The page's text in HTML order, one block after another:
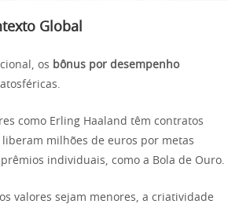
Global
os bônus por desempenho
como Erling Haaland têm contratos
milhões de euros por metas
individuais, como a Bola de Ouro.
valores sejam menores, a criatividade